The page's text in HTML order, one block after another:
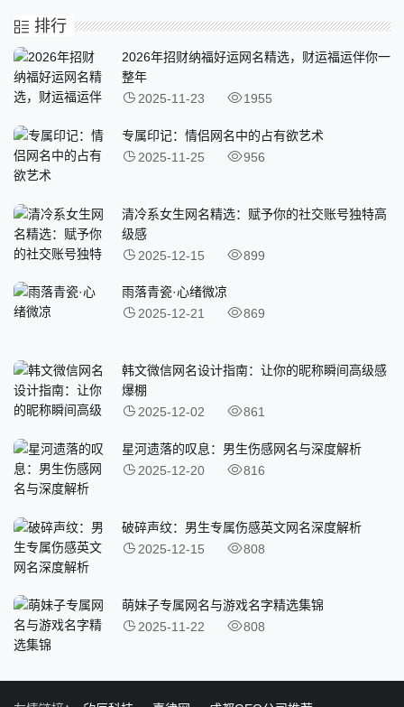
排行
2026年招财纳福好运网名精选，财运福运伴你一
整年
2025-11-23
1955
专属印记：情侣网名中的占有欲艺术
2025-11-25
956
清冷系女生网名精选：赋予你的社交账号独特高
级感
2025-12-15
899
雨落青瓷·心绪微凉
2025-12-21
869
韩文微信网名设计指南：让你的昵称瞬间高级感
爆棚
2025-12-02
861
星河遗落的叹息：男生伤感网名与深度解析
2025-12-20
816
破碎声纹：男生专属伤感英文网名深度解析
2025-12-15
808
萌妹子专属网名与游戏名字精选集锦
2025-11-22
808